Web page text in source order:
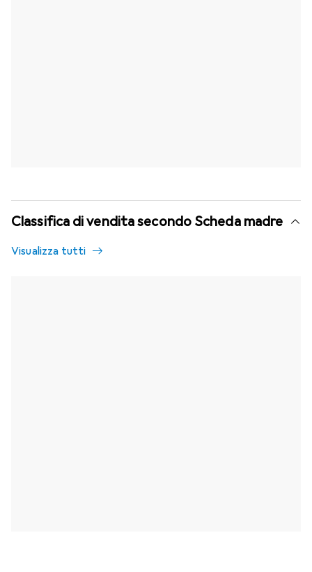
Classifica di vendita secondo Scheda madre
Visualizza tutti